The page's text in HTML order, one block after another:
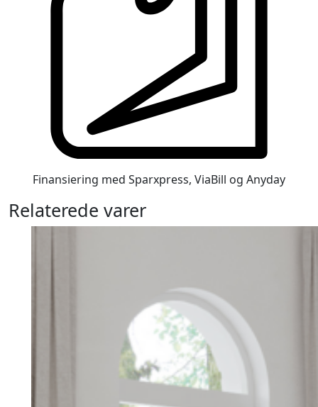
Finansiering med Sparxpress, ViaBill og Anyday
Relaterede varer